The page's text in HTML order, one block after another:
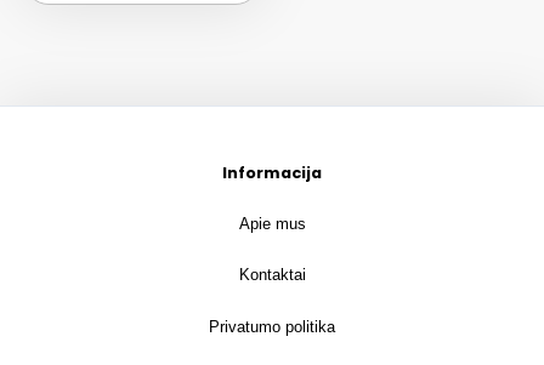
Informacija
Apie mus
Kontaktai
Privatumo politika